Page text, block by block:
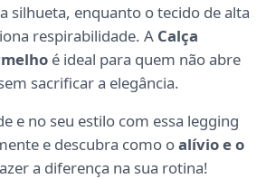
silhueta, enquanto o tecido de alta
respirabilidade. A Calça
é ideal para quem não abre
sacrificar a elegância.
e no seu estilo com essa legging
e descubra como oalívio e o
a diferença na sua rotina!